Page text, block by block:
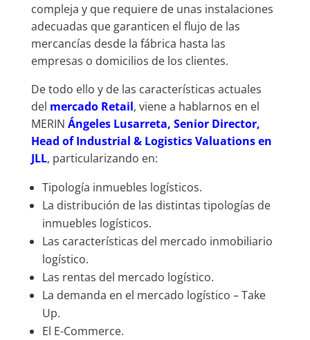
compleja y que requiere de unas instalaciones
adecuadas que garanticen el flujo de las
mercancías desde la fábrica hasta las
empresas o domicilios de los clientes.
De todo ello y de las características actuales
del mercado Retail, viene a hablarnos en el
MERIN Ángeles Lusarreta, Senior Director,
Head of Industrial & Logistics Valuations en
JLL, particularizando en:
Tipología inmuebles logísticos.
La distribución de las distintas tipologías de
inmuebles logísticos.
Las características del mercado inmobiliario
logístico.
Las rentas del mercado logístico.
La demanda en el mercado logístico – Take
Up.
El E-Commerce.